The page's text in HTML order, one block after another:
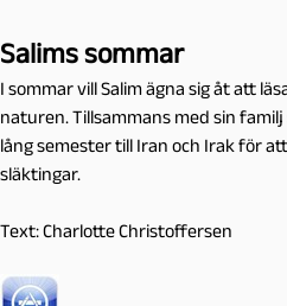
Salims sommar
I sommar vill Salim ägna sig åt att
naturen. Tillsammans med sin
lång semester till Iran och Irak för
släktingar.
Text: Charlotte Christoffersen